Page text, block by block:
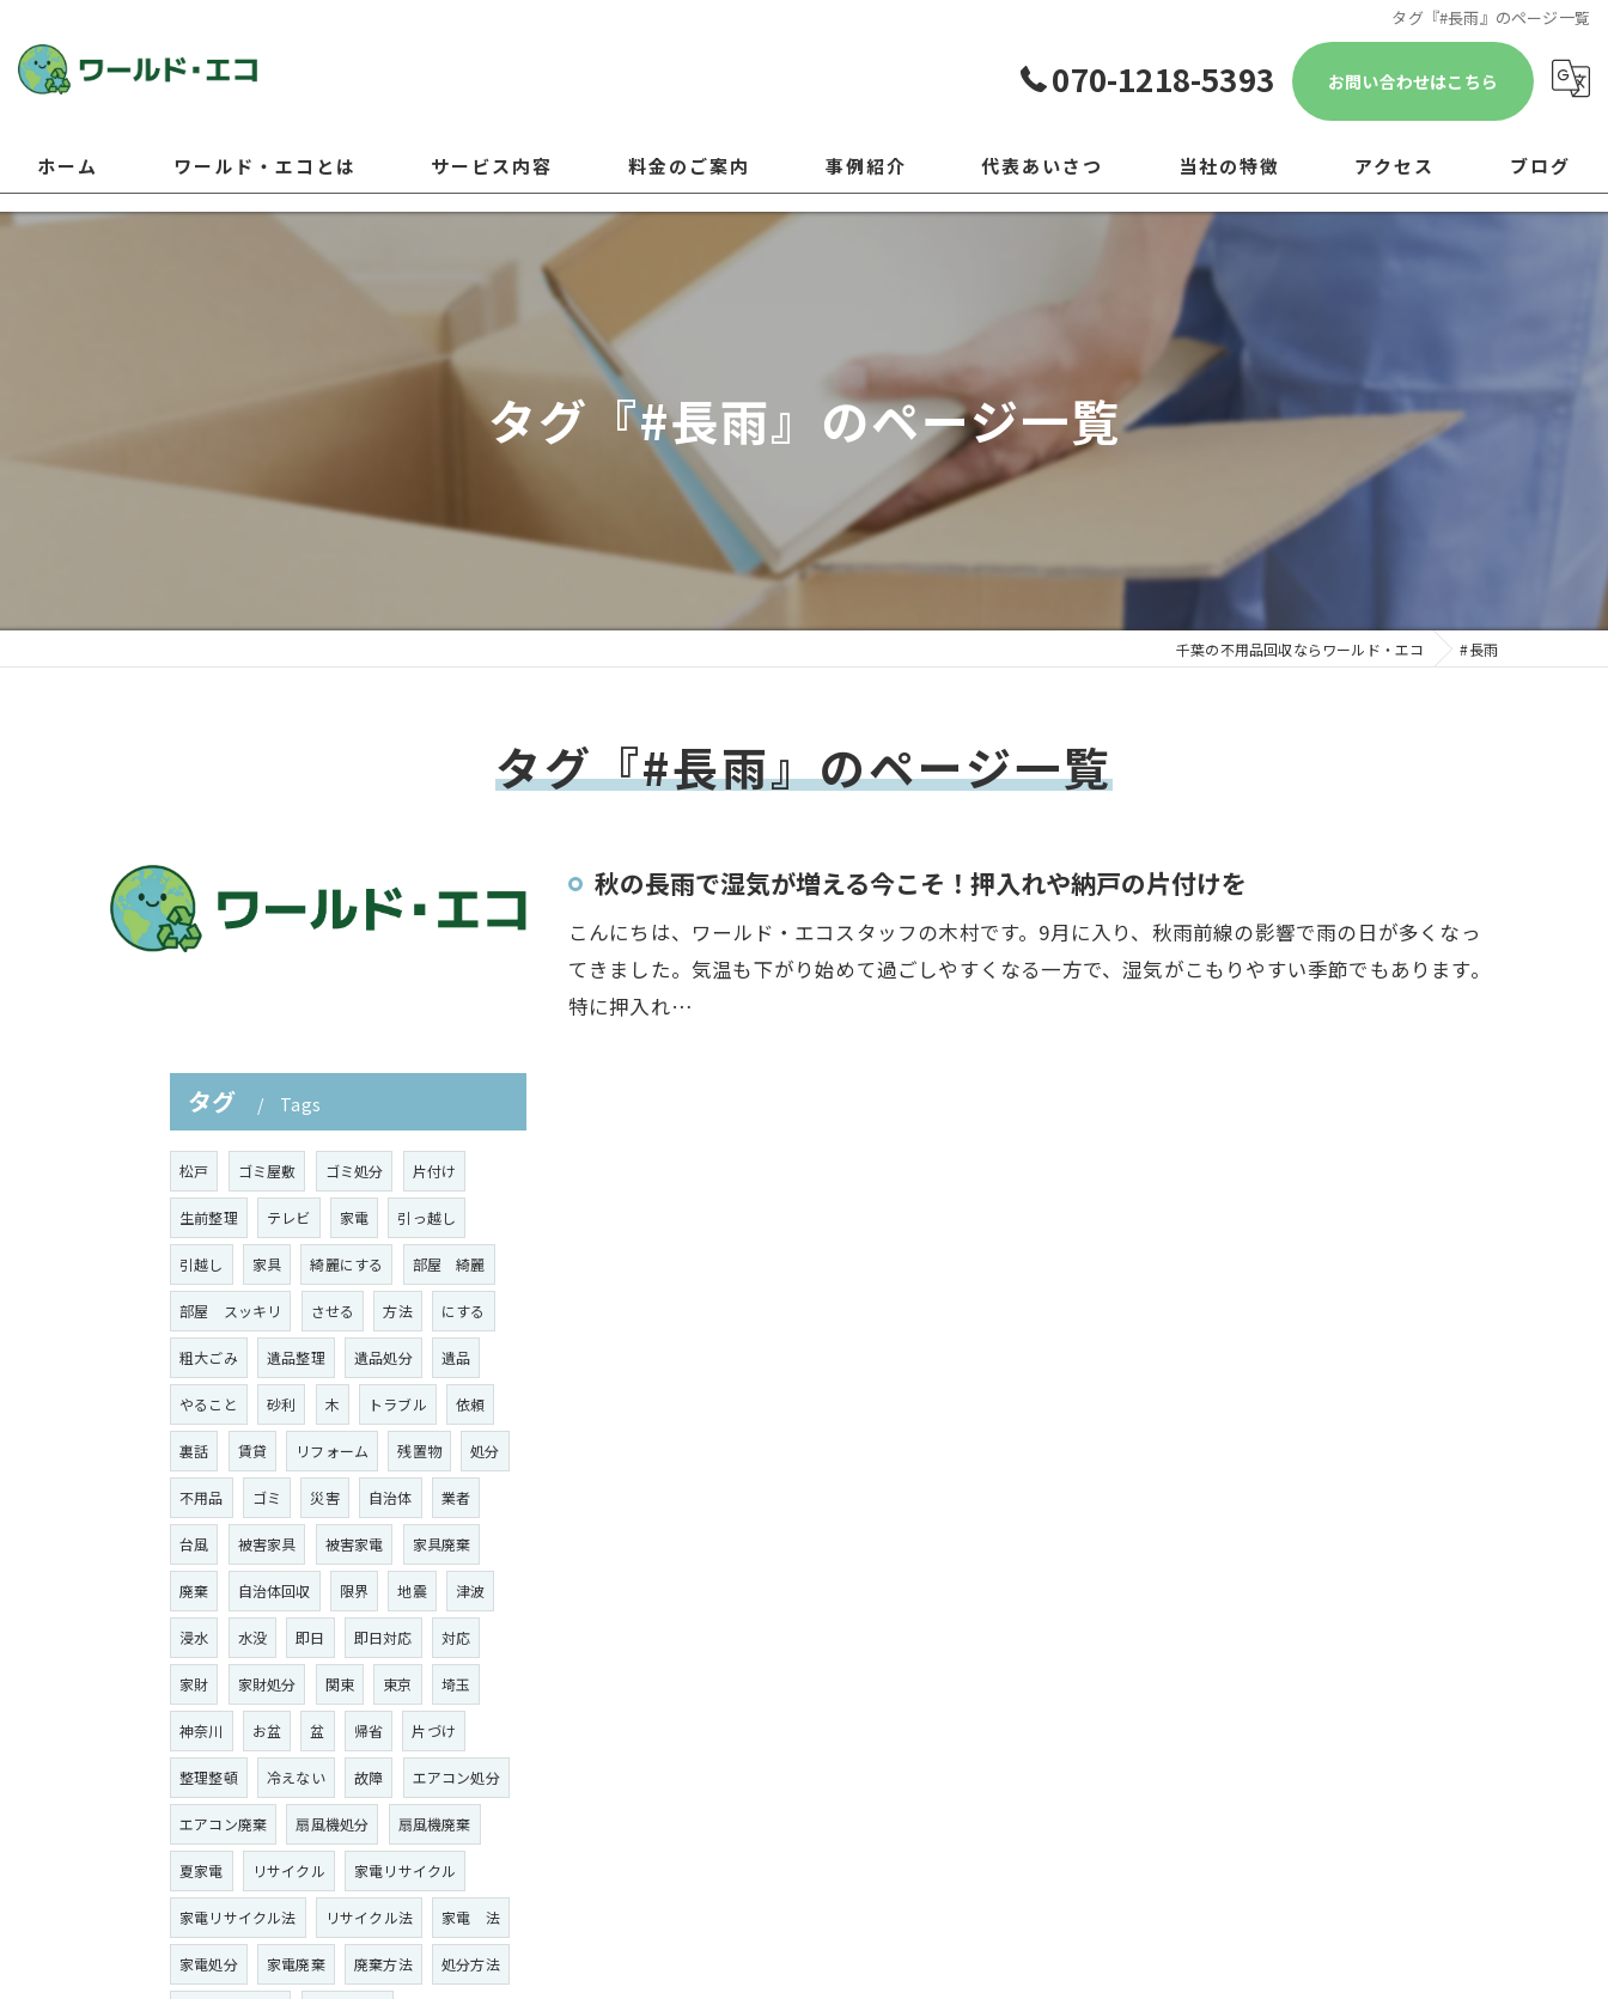
タグ『#長雨』のページ一覧
070-1218-5393 お問い合わせはこちら
ホーム ワールド・エコとは サービス内容 料金のご案内 事例紹介 代表あいさつ 当社の特徴
遺品整理
引越し
アクセス ブログ
タグ『#長雨』のページ一覧
千葉の不用品回収ならワールド・エコ #長雨
タグ『#長雨』のページ一覧
秋の長雨で湿気が増える今こそ！押入れや納戸の片付けを
こんにちは、ワールド・エコスタッフの木村です。9月に入り、秋雨前線の影響で雨の日が多くなっ
てきました。気温も下がり始めて過ごしやすくなる一方で、湿気がこもりやすい季節でもあります。
特に押入れ…
タグ Tags
松戸 ゴミ屋敷 ゴミ処分 片付け
生前整理 テレビ 家電 引っ越し
引越し 家具 綺麗にする 部屋 綺麗
部屋 スッキリ させる 方法 にする
粗大ごみ 遺品整理 遺品処分 遺品
やること 砂利 木 トラブル 依頼
裏話 賃貸 リフォーム 残置物 処分
不用品 ゴミ 災害 自治体 業者
台風 被害家具 被害家電 家具廃棄
廃棄 自治体回収 限界 地震 津波
浸水 水没 即日 即日対応 対応
家財 家財処分 関東 東京 埼玉
神奈川 お盆 盆 帰省 片づけ
整理整頓 冷えない 故障 エアコン処分
エアコン廃棄 扇風機処分 扇風機廃棄
夏家電 リサイクル 家電リサイクル
家電リサイクル法 リサイクル法 家電 法
家電処分 家電廃棄 廃棄方法 処分方法